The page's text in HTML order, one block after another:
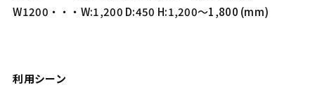
W1200・・・W:1,200 D:450 H:1,200〜1,800 (mm)
利用シーン